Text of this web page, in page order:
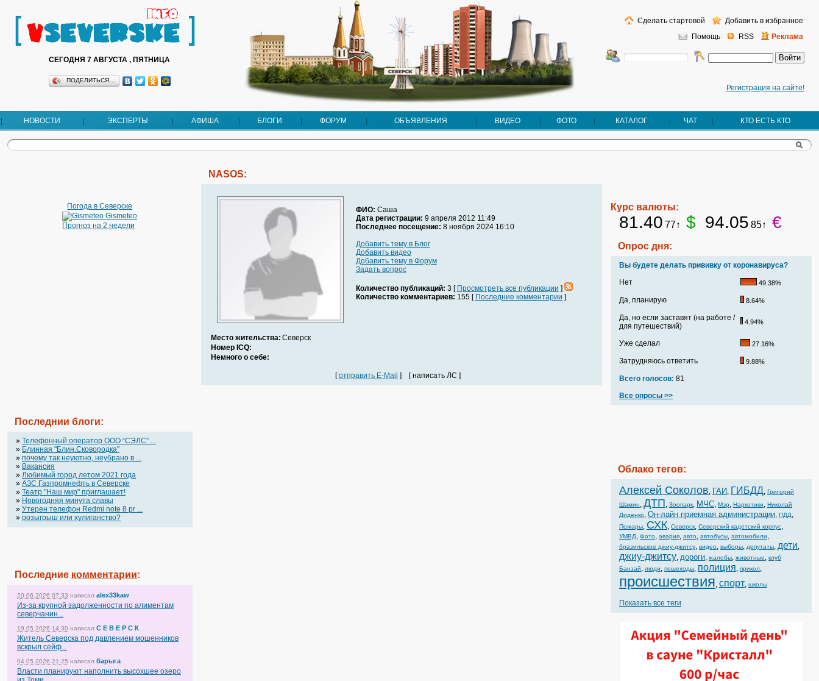
СЕГОДНЯ 7 АВГУСТА , ПЯТНИЦА
ПОДЕЛИТЬСЯ…
Регистрация на сайте!
Помощь RSS Реклама
Сделать стартовой Добавить в избранное
НОВОСТИ ЭКСПЕРТЫ АФИША БЛОГИ ФОРУМ ОБЪЯВЛЕНИЯ ВИДЕО ФОТО КАТАЛОГ ЧАТ КТО ЕСТЬ КТО
Погода в Северске
Gismeteo
Прогноз на 2 недели
Последнии блоги:
» Телефонный оператор OOO “СЭЛС” ...
» Блинная "Блин.Сковородка"
» почему так неуютно, неубрано в ...
» Вакансия
» Любимый город летом 2021 года
» АЗС Газпромнефть в Северске
» Театр "Наш мир" приглашает!
» Новогодняя минута славы
» Утерен телефон Redmi note 8 pr ...
» розыгрыш или хулиганство?
Последние комментарии:
20.06.2026 07:33 написал alex33kaw
Из-за крупной задолженности по алиментам
северчанин...
19.05.2026 14:30 написал С Е В Е Р С К
Житель Северска под давлением мошенников
вскрыл сейф...
04.05.2026 21:25 написал барыга
Власти планируют наполнить высохшее озеро
NASOS:
ФИО: Саша
Дата регистрации: 9 апреля 2012 11:49
Последнее посещение: 8 ноября 2024 16:10
Добавить тему в Блог
Добавить видео
Добавить тему в Форум
Задать вопрос
Количество публикаций: 3 [ Просмотреть все публикации ]
Количество комментариев: 155 [ Последние комментарии ]
Место жительства: Северск
Номер ICQ:
Немного о себе:
[отправить E-Mail ] [ написать ЛС ]
Курс валюты:
81.40 77↑ $ 94.05 85↑ €
Опрос дня:
Вы будете делать прививку от коронавируса?
Нет
49.38%
Да, планирую 8.64%
Да, но если заставят (на работе /
для путешествий)
4.94%
Уже сделал 27.16%
Затрудняюсь ответить 9.88%
Всего голосов: 81
Все опросы >>
Облако тегов:
Алексей Соколов, ГАИ, ГИБДД, Григорий
Шамин, ДТП, Зоопарк, МЧС, Мэр, Наркотики, Николай
Диденко, Он-лайн приемная администрации, ПДД,
Пожары, СХК, Северск, Северский кадетский корпус,
УМВД, Фото, авария, авто, автобусы, автомобили,
бразильское джиу-джитсу, видео, выборы, депутаты, дети,
джиу-джитсу, дороги, жалобы, животные, клуб
Банзай, люди, пешеходы, полиция, прикол,
происшествия, спорт, школы
Показать все теги